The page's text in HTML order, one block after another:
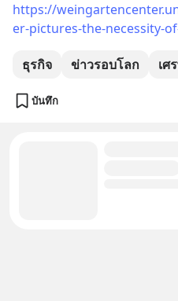
https://
er-pictures-the-necessity-
ธุรกิจ ข่าวรอบโลก เศ
บันทึก